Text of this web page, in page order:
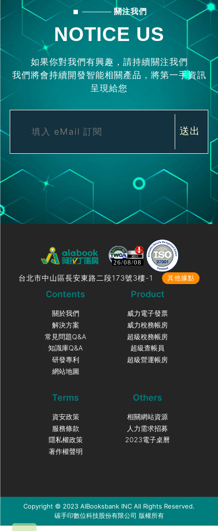
關注我們
NOTICE US
如果你對我們有興趣，請持續關注我們
我們將會持續開發智能相關產品，將第一手資訊
呈現給您
送出
26/08/08
台北市中山區長安東路二段173號3樓-1 其他據點
Contents
關於我們
解決方案
常見問題Q&A
知識庫Q&A
研發專利
網站地圖
Product
威力電子發票
威力稅務帳房
超級稅務帳房
超級查帳員
超級營運帳房
Terms
資安政策
服務條款
隱私權政策
著作權聲明
Others
相關網站資源
人力需求招募
2023電子桌曆
Copyright © 2023 AIBooksbank INC All Rights Reserved.
碳手印數位科技股份有限公司 版權所有